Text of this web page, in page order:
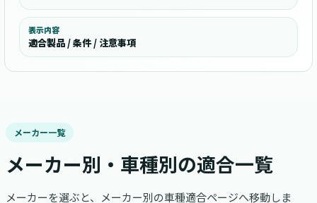
表示内容
適合製品 / 条件 / 注意事項
メーカー一覧
メーカー別・車種別の適合一覧
メーカーを選ぶと、メーカー別の車種適合ページへ移動しま